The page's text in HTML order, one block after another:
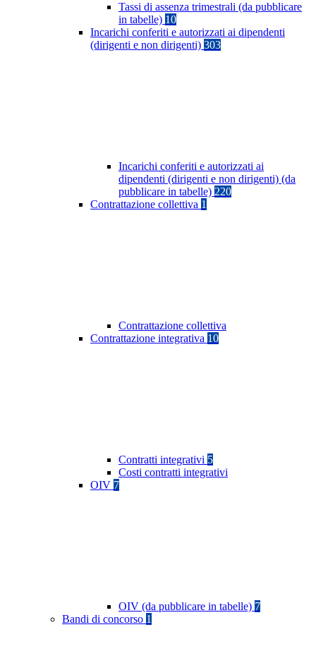
Tassi di assenza trimestrali (da pubblicare
in tabelle) 10
Incarichi conferiti e autorizzati ai dipendenti
(dirigenti e non dirigenti) 303
Incarichi conferiti e autorizzati ai
dipendenti (dirigenti e non dirigenti) (da
pubblicare in tabelle) 220
Contrattazione collettiva 1
Contrattazione collettiva
Contrattazione integrativa 10
Contratti integrativi 5
Costi contratti integrativi
OIV 7
OIV (da pubblicare in tabelle) 7
Bandi di concorso 1